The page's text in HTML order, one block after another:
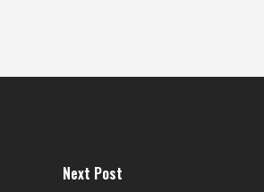
Next Post